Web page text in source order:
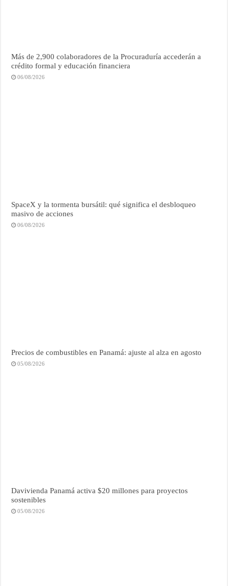
Más de 2,900 colaboradores de la Procuraduría accederán a
crédito formal y educación financiera
06/08/2026
SpaceX y la tormenta bursátil: qué significa el desbloqueo
masivo de acciones
06/08/2026
Precios de combustibles en Panamá: ajuste al alza en agosto
05/08/2026
Davivienda Panamá activa $20 millones para proyectos
sostenibles
05/08/2026